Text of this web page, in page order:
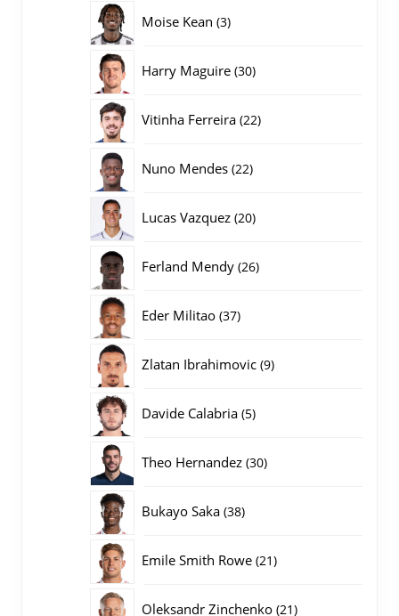
Moise Kean 33
Harry Maguire 3030
Vitinha Ferreira 2222
Nuno Mendes 2222
Lucas Vazquez 2020
Ferland Mendy 2626
Eder Militao 3737
Zlatan Ibrahimovic 99
Davide Calabria 55
Theo Hernandez 3030
Bukayo Saka 3838
Emile Smith Rowe 2121
Oleksandr Zinchenko 2121